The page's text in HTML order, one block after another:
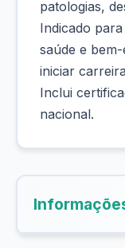
patologias,
Indicado
saúde e
iniciar
Inclui
nacional.